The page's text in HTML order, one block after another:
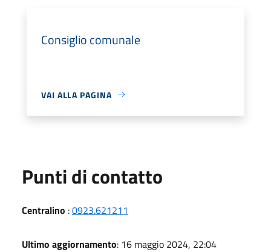
Consiglio comunale
VAI ALLA PAGINA
Punti di contatto
Centralino :0923.621211
Ultimo aggiornamento: 16 maggio 2024, 22:04